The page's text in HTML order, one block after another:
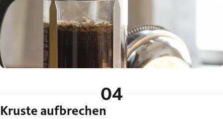
04
Kruste aufbrechen